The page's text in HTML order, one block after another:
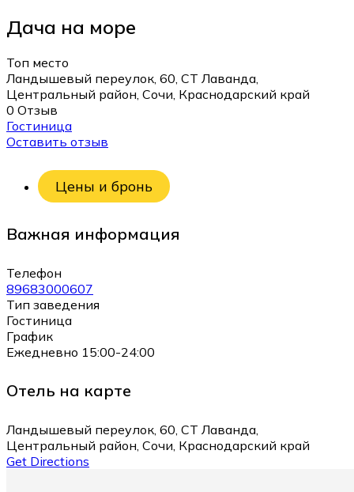
Дача на море
Топ место
Ландышевый переулок, 60, СТ Лаванда,
Центральный район, Сочи, Краснодарский край
0 Отзыв
Гостиница
Оставить отзыв
Цены и бронь
Важная информация
Телефон
89683000607
Тип заведения
Гостиница
График
Ежедневно 15:00-24:00
Отель на карте
Ландышевый переулок, 60, СТ Лаванда,
Центральный район, Сочи, Краснодарский край
Get Directions